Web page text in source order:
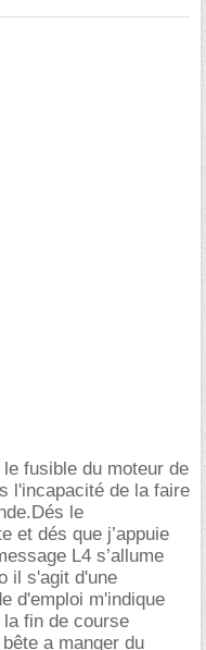
fusible du moteur de
l'incapacité de la faire
le
et dés que j’appuie
L4 s’allume
il s'agit d'une
d'emploi m'indique
fin de course
a manger du